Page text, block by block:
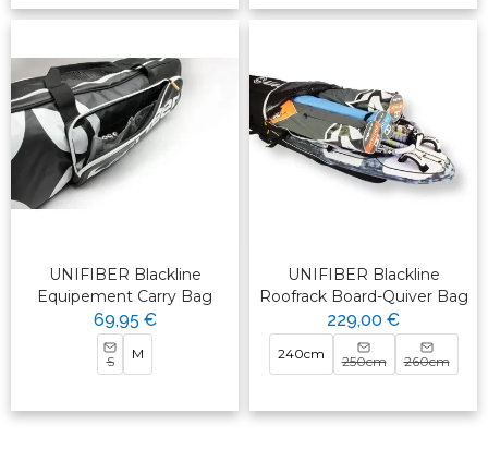
UNIFIBER Blackline
Equipement Carry Bag
69,95 €
S M
UNIFIBER Blackline
Roofrack Board-Quiver Bag
229,00 €
240cm 250cm 260cm